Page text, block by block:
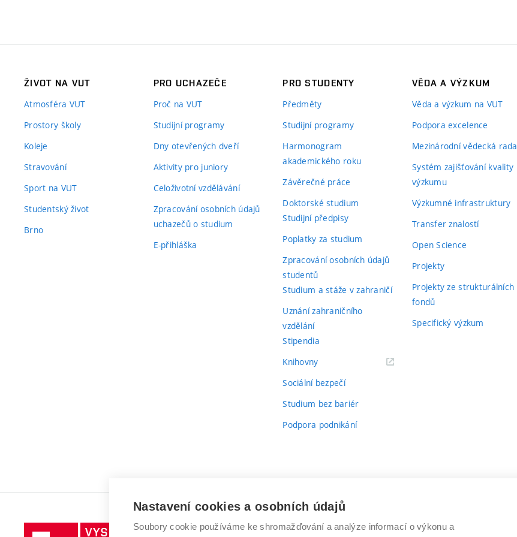
ŽIVOT NA VUT
Atmosféra VUT
Prostory školy
Koleje
Stravování
Sport na VUT
Studentský život
Brno
PRO UCHAZEČE
Proč na VUT
Studijní programy
Dny otevřených dveří
Aktivity pro juniory
Celoživotní vzdělávání
Zpracování osobních údajů
uchazečů o studium
E-přihláška
PRO STUDENTY
Předměty
Studijní programy
Harmonogram
akademického roku
Závěrečné práce
Doktorské studium
Studijní předpisy
Poplatky za studium
Zpracování osobních údajů
studentů
Studium a stáže v zahraničí
Uznání zahraničního
vzdělání
Stipendia
Knihovny(externí
Sociální bezpečí
Studium bez bariér
Podpora podnikání
VĚDA A VÝZKUM
Věda a výzkum na VUT
Podpora excelence
Mezinárodní vědecká rada
Systém zajišťování kvality
výzkumu
Výzkumné infrastruktury
Transfer znalostí
Open Science
Projekty
Projekty ze strukturálních
fondů
Specifický výzkum
Vysoké VYSOKÉ UČENÍ TECHNICKÉ V BRNĚ
Nastavení cookies a osobních údajů
Soubory cookie používáme ke shromažďování a analýze informací o výkonu a